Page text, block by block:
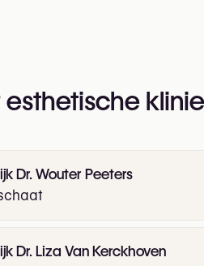
Dr. Wouter Peeters
Dr. Liza Van Kerckhoven